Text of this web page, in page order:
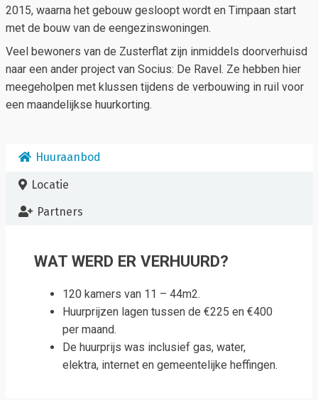
2015, waarna het gebouw gesloopt wordt en Timpaan start
met de bouw van de eengezinswoningen.
Veel bewoners van de Zusterflat zijn inmiddels doorverhuisd
naar een ander project van Socius: De Ravel. Ze hebben hier
meegeholpen met klussen tijdens de verbouwing in ruil voor
een maandelijkse huurkorting.
Huuraanbod
Locatie
Partners
WAT WERD ER VERHUURD?
120 kamers van 11 – 44m2.
Huurprijzen lagen tussen de €225 en €400
per maand.
De huurprijs was inclusief gas, water,
elektra, internet en gemeentelijke heffingen.